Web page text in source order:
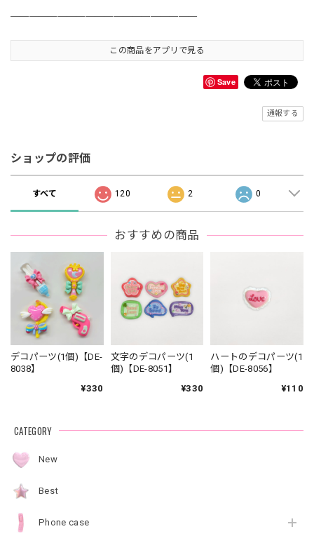
この商品をアプリで見る
Save
通報する
ショップの評価
すべて 120 2 0
おすすめの商品
デコパーツ(1個)【DE-
8038】
¥330
文字のデコパーツ(1
個)【DE-8051】
¥330
ハートのデコパーツ(1
個)【DE-8056】
¥110
CATEGORY
New
Best
Phone case